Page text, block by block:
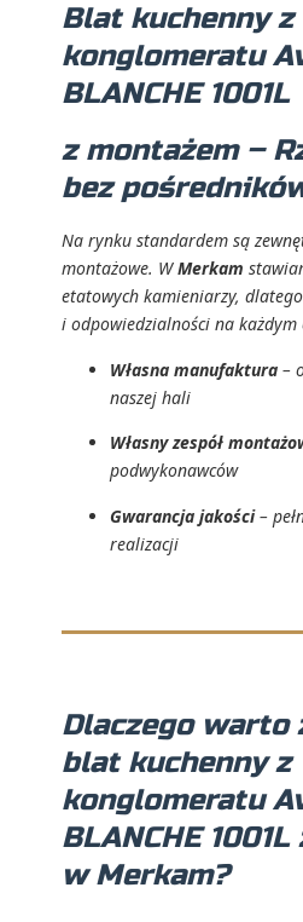
Blat kuchenny z
konglomeratu
BLANCHE 1001L
z montażem –
bez
Na rynku standardem są
montażowe. WMerkam
etatowych kamieniarzy,
i odpowiedzialności na
Własna manufaktura –
naszej hali
Własny zespół
podwykonawców
Gwarancja jakości–
realizacji
Dlaczego warto
blat kuchenny z
konglomeratu
BLANCHE
w Merkam?